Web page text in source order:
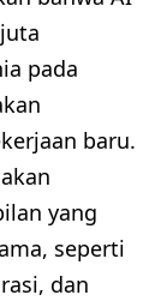
pada
baru.
yang
seperti
dan